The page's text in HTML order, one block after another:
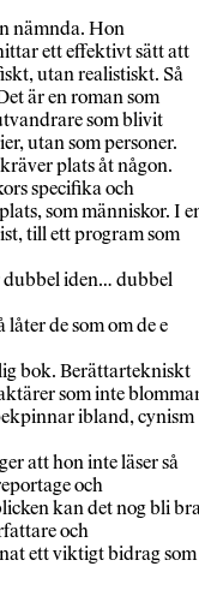
nämnda. Hon
ett effektivt sätt att
utan realistiskt. Så
är en roman som
som blivit
utan som personer.
plats åt någon.
specifika och
som människor. I
till ett program som
dubbel iden… dubbel
de som om de e
bok. Berättartekniskt
som inte
ibland, cynism
att hon inte läser så
och
kan det nog bli
och
ett viktigt bidrag som